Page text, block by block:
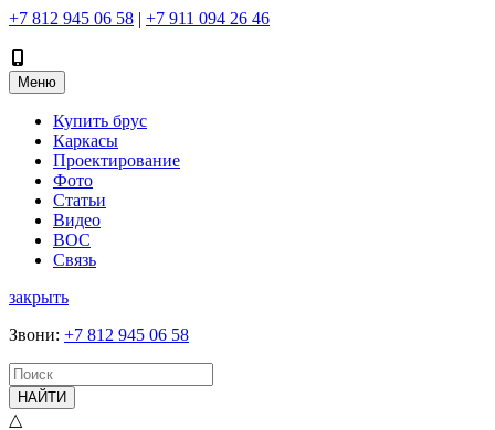
+7 812 945 06 58 | +7 911 094 26 46
Меню
Купить брус
Каркасы
Проектирование
Фото
Статьи
Видео
ВОС
Связь
закрыть
Звони: +7 812 945 06 58
НАЙТИ
△